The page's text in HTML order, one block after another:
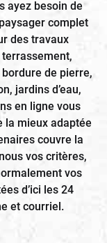
ayez besoin de
complet
des travaux
de pierre,
jardins d’eau,
en ligne vous
la mieux adaptée
couvre la
vos critères,
vos
d’ici les 24
et courriel.